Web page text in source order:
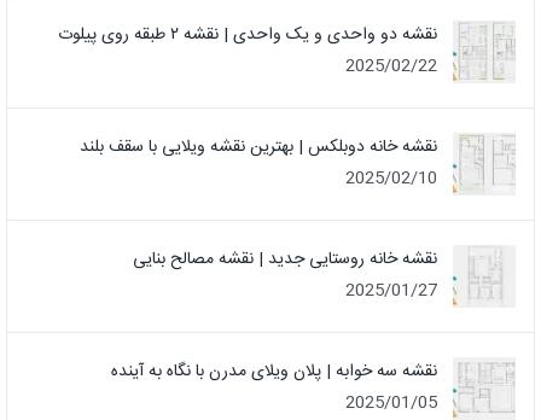
نقشه دو واحدی و یک واحدی | نقشه ۲ طبقه روی پیلوت
2025/02/22
نقشه خانه دوبلکس | بهترین نقشه ویلایی با سقف بلند
2025/02/10
نقشه خانه روستایی جدید | نقشه مصالح بنایی
2025/01/27
نقشه سه خوابه | پلان ویلای مدرن با نگاه به آینده
2025/01/05